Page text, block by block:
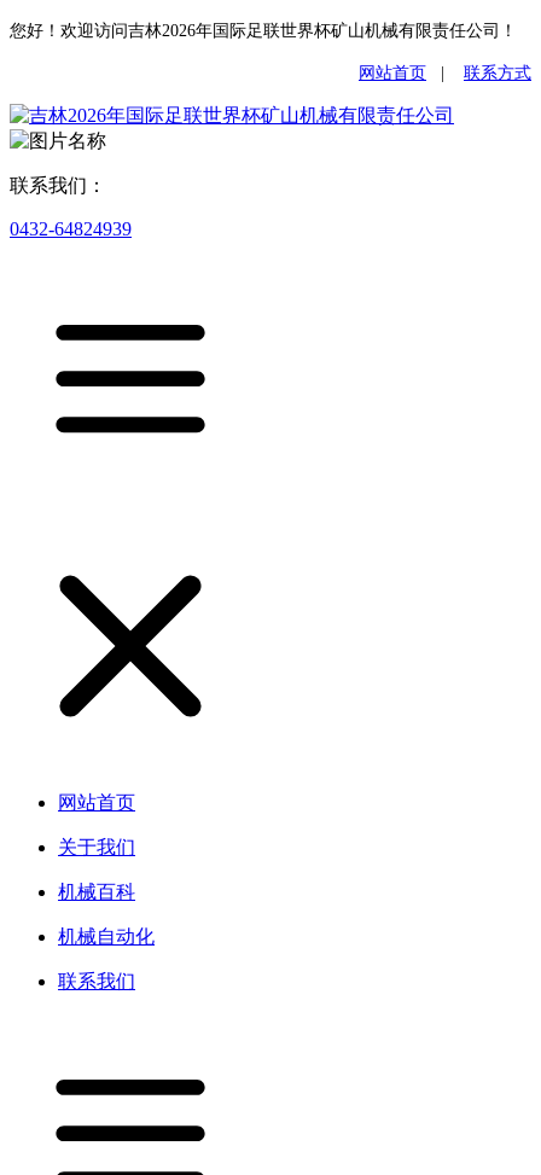
您好！欢迎访问吉林2026年国际足联世界杯矿山机械有限责任公司！
网站首页 联系方式
联系我们：
0432-64824939
网站首页
关于我们
机械百科
机械自动化
联系我们